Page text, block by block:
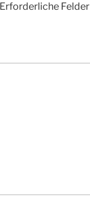
Erforderliche Felder